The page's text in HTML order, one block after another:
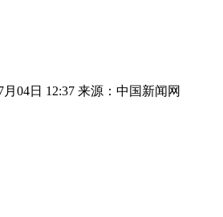
04日 12:37 来源：中国新闻网